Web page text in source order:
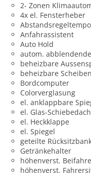
2- Zonen
4x el. Fensterheber
Anfahrassistent
Auto Hold
autom.
beheizbare
beheizbare
Bordcomputer
Colorverglasung
el. anklappbare
el. Glas-Schiebedach
el. Heckklappe
el. Spiegel
geteilte
Getränkehalter
höhenverst.
höhenverst.